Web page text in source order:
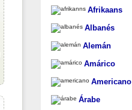
Afrikaans
Albanés
Alemán
Amárico
Americano
Árabe